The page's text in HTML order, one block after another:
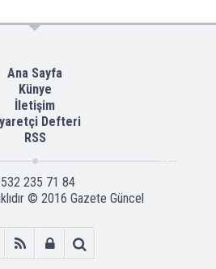
Ana Sayfa
Künye
İletişim
Defteri
RSS
235 71 84
© 2016 Gazete Güncel